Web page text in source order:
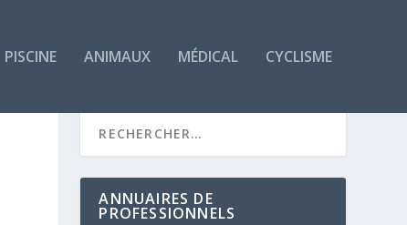
PISCINE ANIMAUX MÉDICAL CYCLISME
ANNUAIRES DE
PROFESSIONNELS